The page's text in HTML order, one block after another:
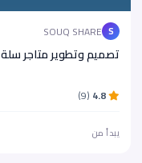
S
SOUQ SHARE
تصميم وتطوير متاجر سلة
4.8
(9)
يبدأ من